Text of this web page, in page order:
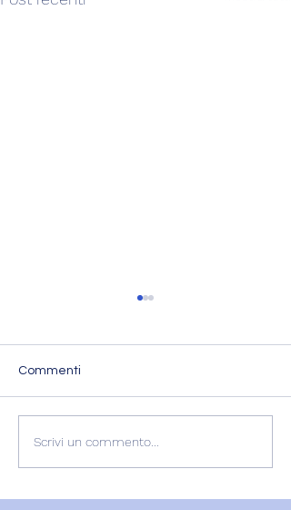
L'ESPERIENZA DI
Commenti
Scrivi un commento...